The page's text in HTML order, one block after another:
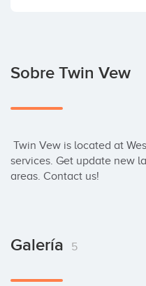
Sobre Twin Vew
services. Get update new
areas. Contact us!
Galería 5